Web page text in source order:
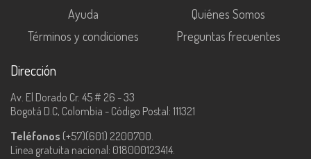
Ayuda
Quiénes Somos
Términos y condiciones
Preguntas frecuentes
Dirección
Av. El Dorado Cr. 45 # 26 - 33
Bogotá D.C, Colombia - Código Postal: 111321
Teléfonos (+57)(601) 2200700.
Línea gratuita nacional: 018000123414.